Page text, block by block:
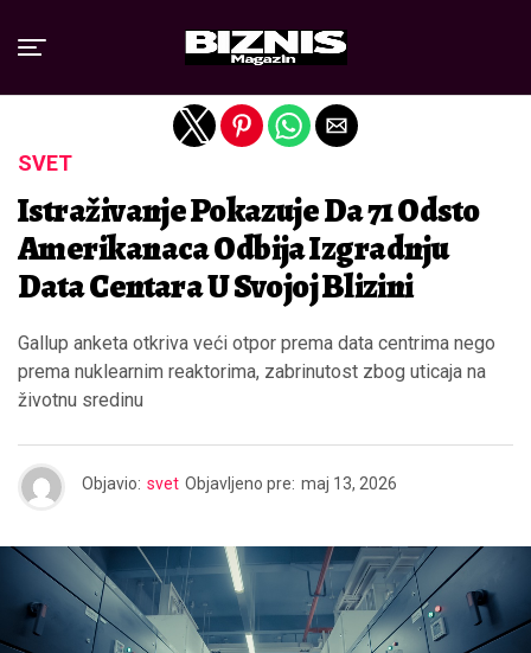
SVET
Istraživanje Pokazuje Da 71 Odsto
Amerikanaca Odbija Izgradnju
Data Centara U Svojoj Blizini
Gallup anketa otkriva veći otpor prema data centrima nego
prema nuklearnim reaktorima, zabrinutost zbog uticaja na
životnu sredinu
Objavio: svet Objavljeno pre: maj 13, 2026
Exit mobile version